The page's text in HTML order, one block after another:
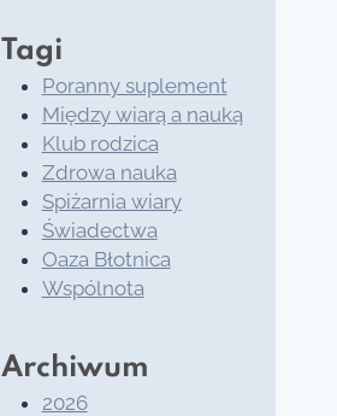
Tagi
Poranny suplement
Między wiarą a nauką
Klub rodzica
Zdrowa nauka
Spiżarnia wiary
Świadectwa
Oaza Błotnica
Wspólnota
Archiwum
2026